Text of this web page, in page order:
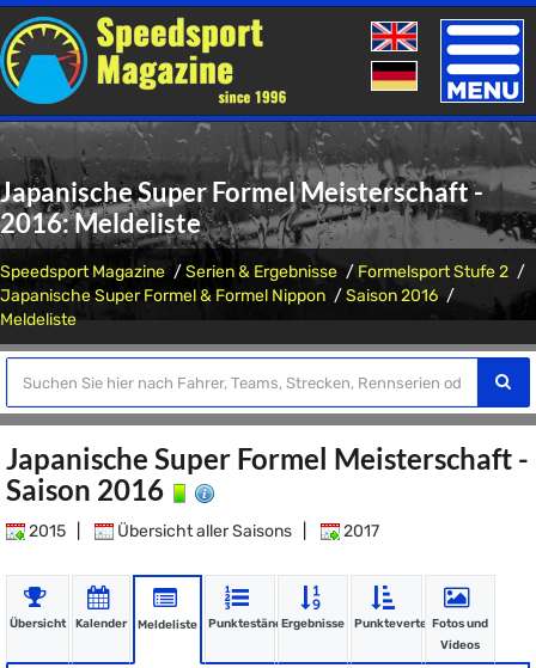
Toggle
Japanische Super Formel Meisterschaft -
2016: Meldeliste
Speedsport Magazine Serien & Ergebnisse
Formelsport Stufe 2
Japanische Super Formel & Formel Nippon
Saison 2016
Meldeliste
Japanische Super Formel Meisterschaft -
Saison 2016
2015 Übersicht aller Saisons 2017
Übersicht Kalender Meldeliste PunkteständeErgebnisse PunkteverteilungFotos und
Videos